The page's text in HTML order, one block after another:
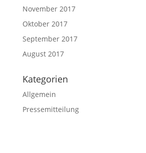
November 2017
Oktober 2017
September 2017
August 2017
Kategorien
Allgemein
Pressemitteilung